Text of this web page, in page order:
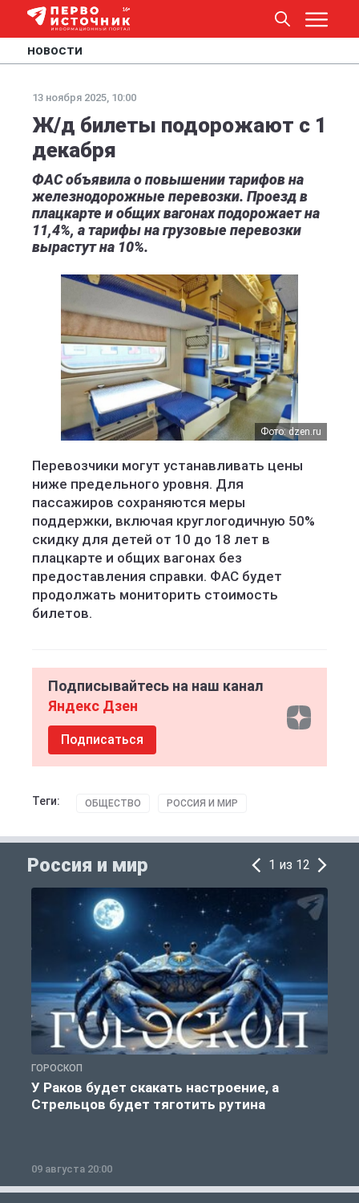
НОВОСТИ
13 ноября 2025, 10:00
Ж/д билеты подорожают с 1
декабря
ФАС объявила о повышении тарифов на
железнодорожные перевозки. Проезд в
плацкарте и общих вагонах подорожает на
11,4%, а тарифы на грузовые перевозки
вырастут на 10%.
Фото: dzen.ru
Перевозчики могут устанавливать цены
ниже предельного уровня. Для
пассажиров сохраняются меры
поддержки, включая круглогодичную 50%
скидку для детей от 10 до 18 лет в
плацкарте и общих вагонах без
предоставления справки. ФАС будет
продолжать мониторить стоимость
билетов.
Подписывайтесь на наш канал
Яндекс Дзен
Подписаться
Теги: ОБЩЕСТВО РОССИЯ И МИР
Россия и мир 1 из 12
ГОРОСКОП
У Раков будет скакать настроение, а
Стрельцов будет тяготить рутина
09 августа 20:00